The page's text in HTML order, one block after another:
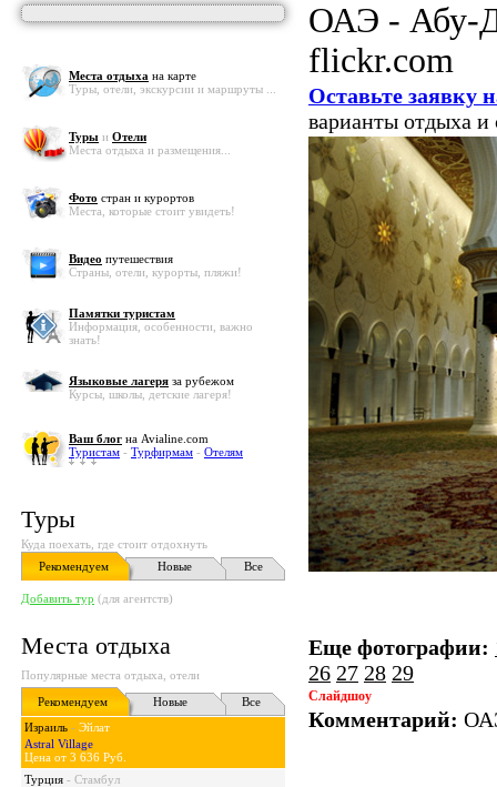
Места отдыха на карте
Туры, отели, экскурсии и маршруты ...
Туры и Отели
Места отдыха и размещения...
Фото стран и курортов
Места, которые стоит увидеть!
Видео путешествия
Страны, отели, курорты, пляжи!
Памятки туристам
Информация, особенности, важно
знать!
Языковые лагеря за рубежом
Курсы, школы, детские лагеря!
Ваш блог на Avialine.com
Туристам - Турфирмам - Отелям
Туры
Куда поехать, где стоит отдохнуть
Рекомендуем
Новые Все
Добавить тур (для агентств)
Места отдыха
Популярные места отдыха, отели
Рекомендуем
Новые
Все
Израиль - Эйлат
Astral Village
Цена от 3 636 Руб.
Турция - Стамбул
ОАЭ - Абу-
flickr.com
Оставьте заявку
варианты отдыха
Еще фотографии:
26 27 28 29
Слайдшоу
Комментарий: